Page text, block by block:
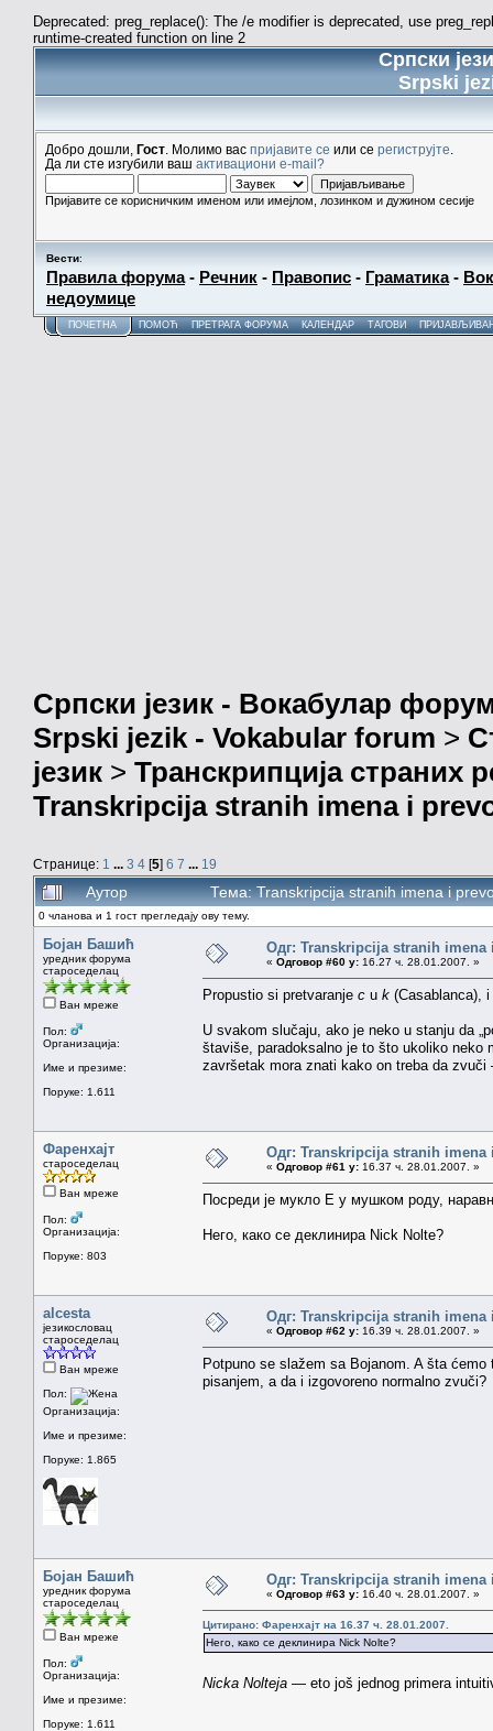
Deprecated: preg_replace(): The /e modifier is deprecated, use
runtime-created function on line 2
Српски
Srpski
Добро дошли, Гост . Молимо вас пријавите се или се региструјте
Да ли сте изгубили ваш активациони e-mail?
Пријавите се корисничким именом или имејлом, лозинком и дужином сесије
Вести:
Правила форума- Речник - Правопис - Граматика-
недоумице
ПОЧЕТНА ПОМОЋ ПРЕТРАГА ФОРУМА КАЛЕНДАР ТАГОВИ
Српски језик - Вокабулар
Srpski jezik - Vokabular forum >
језик > Транскрипција страних
Transkripcija stranih imena i
Странице: 1 ... 3 4 [5] 6 7 ... 19
Аутор Тема: Transkripcija stranih imena i
0 чланова и 1 гост прегледају ову тему.
Бојан Башић
уредник форума
староседелац
Ван мреже
Пол:
Организација:
Име и презиме:
Поруке: 1.611
Одг: Transkripcija stranih imena
« Одговор #60 у: 16.27 ч. 28.01.2007. »
Propustio si pretvaranje c u k (Casablanca),
U svakom slučaju, ako je neko u stanju da
štaviše, paradoksalno je to što ukoliko neko
završetak mora znati kako on treba da
Фаренхајт
староседелац
Ван мреже
Пол:
Организација:
Поруке: 803
Одг: Transkripcija stranih imena
« Одговор #61 у: 16.37 ч. 28.01.2007. »
Посреди је мукло Е у мушком роду,
Него, како се деклинира Nick Nolte?
alcesta
језикословац
староседелац
Ван мреже
Пол:
Организација:
Име и презиме:
Поруке: 1.865
Одг: Transkripcija stranih imena
« Одговор #62 у: 16.39 ч. 28.01.2007. »
Potpuno se slažem sa Bojanom. A šta
pisanjem, a da i izgovoreno normalno zvuči?
Бојан Башић
уредник форума
староседелац
Ван мреже
Пол:
Организација:
Име и презиме:
Поруке: 1.611
Одг: Transkripcija stranih imena
« Одговор #63 у: 16.40 ч. 28.01.2007. »
Цитирано: Фаренхајт на 16.37 ч. 28.01.2007.
Него, како се деклинира Nick Nolte?
Nicka Nolteja — eto još jednog primera